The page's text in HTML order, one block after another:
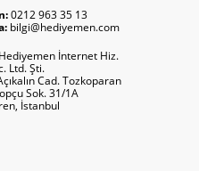
0212 963 35 13
bilgi@hediyemen.com
Hediyemen İnternet Hiz.
Ltd. Şti.
Cad. Tozkoparan
Sok. 31/1A
İstanbul